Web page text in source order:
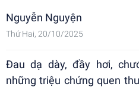
Nguyễn Nguyện
Thứ Hai, 20/10/2025
Đau dạ dày, đầy hơi,
những triệu chứng quen